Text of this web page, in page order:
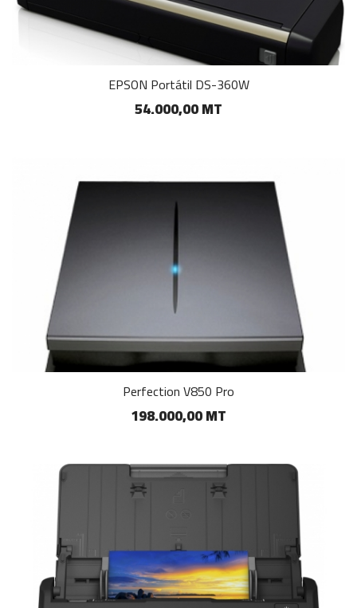
EPSON Portátil DS-360W
54.000,00 MT
Perfection V850 Pro
198.000,00 MT